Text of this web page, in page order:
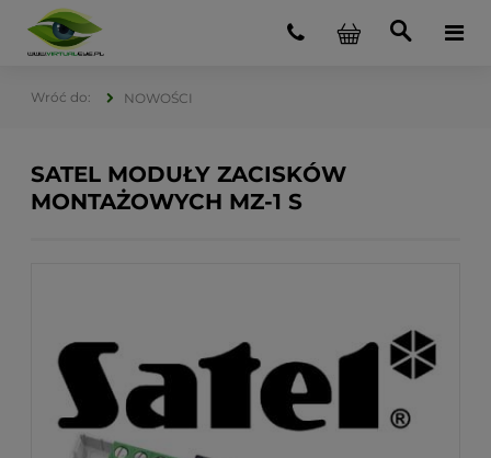
NOWOŚCI
SATEL MODUŁY ZACISKÓW
MONTAŻOWYCH MZ-1 S